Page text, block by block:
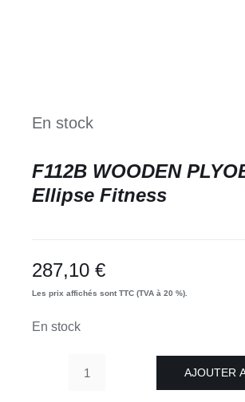
En stock
F112B WOODEN
Ellipse Fitness
287,10 €
Les prix affichés sont TTC (TVA à 20 %).
En stock
quantité
AJOUTER